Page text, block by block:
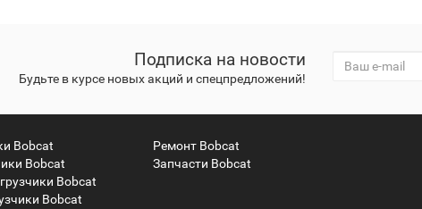
Подписка на новости
Будьте в курсе новых акций и спецпредложений!
Bobcat
Bobcat
Bobcat
Bobcat
Ремонт Bobcat
Запчасти Bobcat